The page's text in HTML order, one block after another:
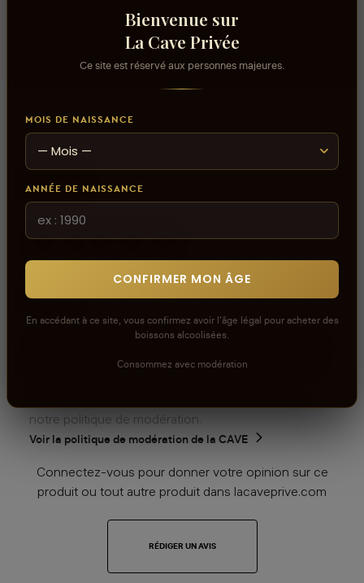
Chardonnay
Avis
aucun avis
0 sur 5
produit ou tout autre produit dans lacaveprive.com
notre politique de modération.
Voir la politique de modération de la CAVE
Connectez-vous pour donner votre opinion sur ce
produit ou tout autre produit dans lacaveprive.com
RÉDIGER UN AVIS
Bienvenue sur
La Cave Privée
Ce site est réservé aux personnes majeures.
MOIS DE NAISSANCE
ANNÉE DE NAISSANCE
CONFIRMER MON ÂGE
En accédant à ce site, vous confirmez avoir l'âge légal pour acheter des
boissons alcoolisées.
Consommez avec modération